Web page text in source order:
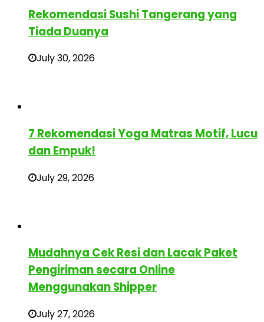
Rekomendasi Sushi Tangerang yang
Tiada Duanya
July 30, 2026
7 Rekomendasi Yoga Matras Motif, Lucu
dan Empuk!
July 29, 2026
Mudahnya Cek Resi dan Lacak Paket
Pengiriman secara Online
Menggunakan Shipper
July 27, 2026